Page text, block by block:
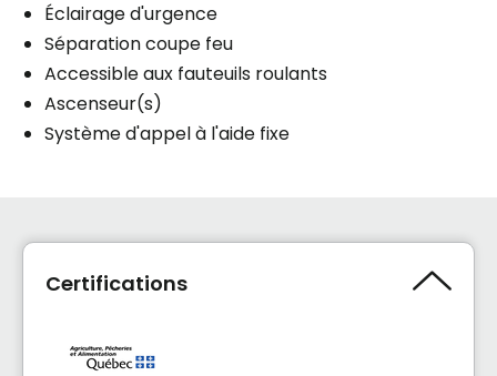
Éclairage d'urgence
Séparation coupe feu
Accessible aux fauteuils roulants
Ascenseur(s)
Système d'appel à l'aide fixe
Certifications